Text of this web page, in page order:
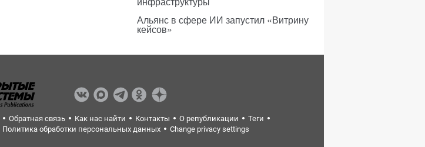
Альянс в сфере ИИ запустил «Витрину
кейсов»
Обратная связь Как нас найти Контакты О републикации
Теги
Политика обработки персональных данных Change privacy settings